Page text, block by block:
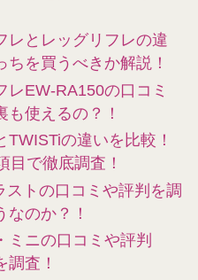
レとレッグリフレの違
を買うべきか解説！
レEW-RA150の口コミ
使えるの？！
の違いを比較！
目で徹底調査！
ストの口コミや評判を調
のか？！
ミニの口コミや評判
査！